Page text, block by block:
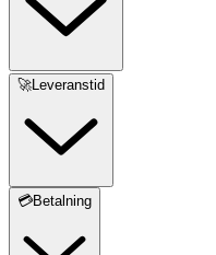
🚀Leveranstid
💳Betalning